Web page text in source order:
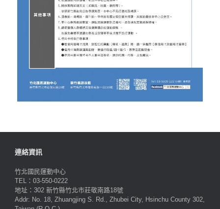
連絡資訊
竹北國民運動中心
TEL：03-550-0222
地址：302 新竹縣竹北市莊敬南路18號
Addr: No. 18, Zhuangjing S. Rd., Zhubei City, Hsinchu County 302,